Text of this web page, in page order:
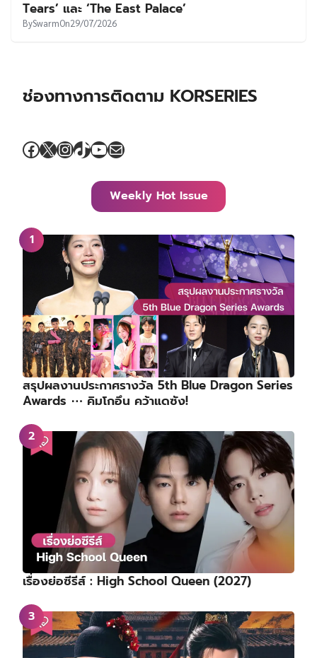
Tears’ และ ‘The East Palace’
BySwarmOn29/07/2026
ช่องทางการติดตาม KORSERIES
Facebook
X Instagram
TikTok
YouTube
Mail
Weekly Hot Issue
สรุปผลงานประกาศรางวัล 5th Blue Dragon Series
Awards ⋯ คิมโกอึน คว้าแดซัง!
เรื่องย่อซีรีส์ : High School Queen (2027)